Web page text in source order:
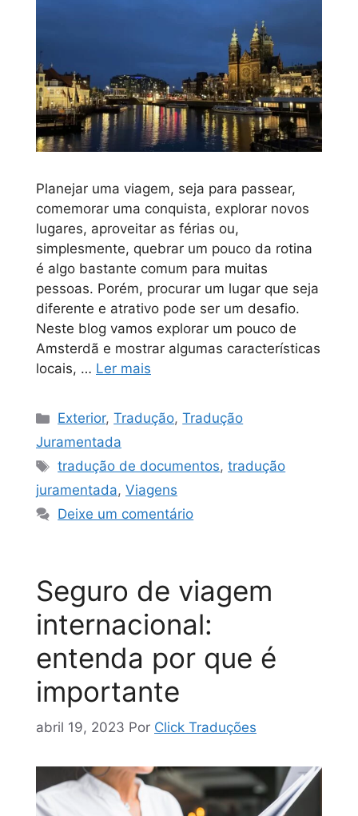
Planejar uma viagem, seja para passear,
comemorar uma conquista, explorar novos
lugares, aproveitar as férias ou,
simplesmente, quebrar um pouco da rotina
é algo bastante comum para muitas
pessoas. Porém, procurar um lugar que seja
diferente e atrativo pode ser um desafio.
Neste blog vamos explorar um pouco de
Amsterdã e mostrar algumas características
locais, … Ler mais
Exterior,Tradução,Tradução
Juramentada
tradução de documentos,tradução
juramentada, Viagens
Deixe um comentário
Seguro de viagem
internacional:
entenda por que é
importante
abril 19, 2023 Por Click Traduções